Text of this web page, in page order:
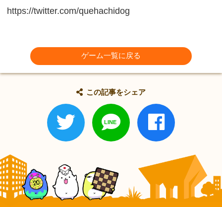
https://twitter.com/quehachidog
ゲーム一覧に戻る
この記事をシェア